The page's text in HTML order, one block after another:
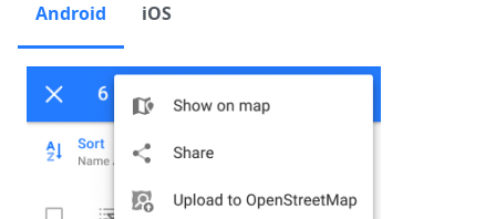
Android iOS